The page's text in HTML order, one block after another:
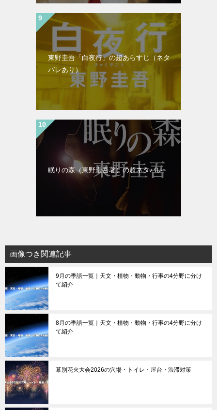
東野圭吾「白夜行」の超あらすじ（ネタ
バレあり）
眠りの森（東野圭吾著）の超ネタバレ
画像つき関連記事
9月の季語一覧｜天文・植物・動物・行事の4分野に分け
て紹介
8月の季語一覧｜天文・植物・動物・行事の4分野に分け
て紹介
幕別花火大会2026の穴場・トイレ・屋台・渋滞対策